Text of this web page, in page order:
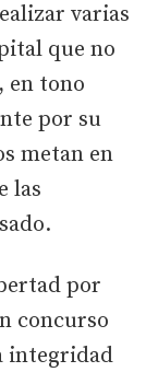
varias
que no
en tono
por su
metan en
las
por
concurso
integridad